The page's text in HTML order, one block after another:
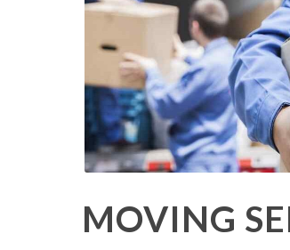
MOVING